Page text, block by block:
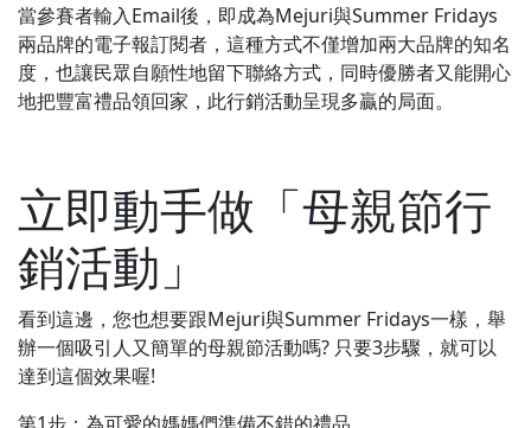
當參賽者輸入Email後，即成為Mejuri與Summer Fridays
兩品牌的電子報訂閱者，這種方式不僅增加兩大品牌的知名
度，也讓民眾自願性地留下聯絡方式，同時優勝者又能開心
地把豐富禮品領回家，此行銷活動呈現多贏的局面。
立即動手做「母親節行
銷活動」
看到這邊，您也想要跟Mejuri與Summer Fridays一樣，舉
辦一個吸引人又簡單的母親節活動嗎? 只要3步驟，就可以
達到這個效果喔!
第1步：為可愛的媽媽們準備不錯的禮品